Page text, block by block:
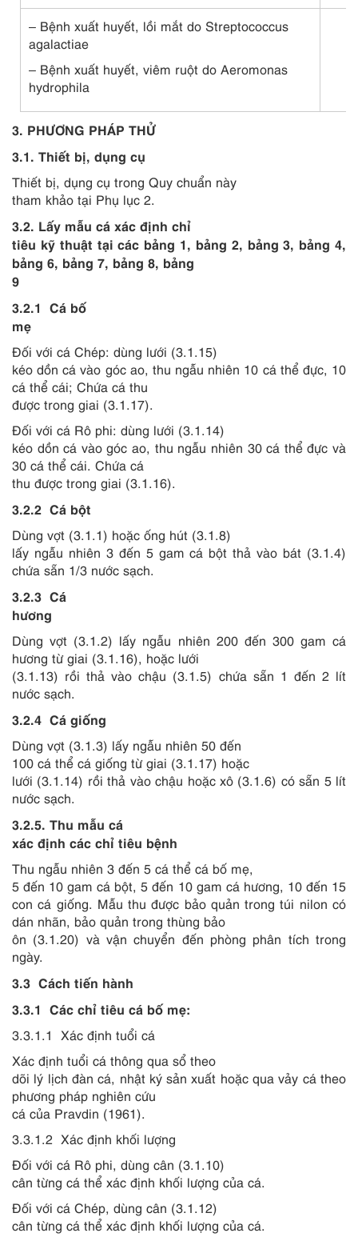
– Bệnh xuất huyết, lồi mắt do Streptococcus
agalactiae
– Bệnh xuất huyết, viêm ruột do Aeromonas
hydrophila
3. PHƯƠNG PHÁP THỬ
3.1. Thiết bị, dụng cụ
Thiết bị, dụng cụ trong Quy chuẩn này
tham khảo tại Phụ lục 2.
3.2. Lấy mẫu cá xác định chỉ
tiêu kỹ thuật tại các bảng 1, bảng 2, bảng 3, bảng 4,
bảng 6, bảng 7, bảng 8, bảng
9
3.2.1 Cá bố
mẹ
Đối với cá Chép: dùng lưới (3.1.15)
kéo dồn cá vào góc ao, thu ngẫu nhiên 10 cá thể đực, 10
cá thể cái; Chứa cá thu
được trong giai (3.1.17).
Đối với cá Rô phi: dùng lưới (3.1.14)
kéo dồn cá vào góc ao, thu ngẫu nhiên 30 cá thể đực và
30 cá thể cái. Chứa cá
thu được trong giai (3.1.16).
3.2.2 Cá bột
Dùng vợt (3.1.1) hoặc ống hút (3.1.8)
lấy ngẫu nhiên 3 đến 5 gam cá bột thả vào bát (3.1.4)
chứa sẵn 1/3 nước sạch.
3.2.3 Cá
hương
Dùng vợt (3.1.2) lấy ngẫu nhiên 200 đến 300 gam cá
hương từ giai (3.1.16), hoặc lưới
(3.1.13) rồi thả vào chậu (3.1.5) chứa sẵn 1 đến 2 lít
nước sạch.
3.2.4 Cá giống
Dùng vợt (3.1.3) lấy ngẫu nhiên 50 đến
100 cá thể cá giống từ giai (3.1.17) hoặc
lưới (3.1.14) rồi thả vào chậu hoặc xô (3.1.6) có sẵn 5 lít
nước sạch.
3.2.5. Thu mẫu cá
xác định các chỉ tiêu bệnh
Thu ngẫu nhiên 3 đến 5 cá thể cá bố mẹ,
5 đến 10 gam cá bột, 5 đến 10 gam cá hương, 10 đến 15
con cá giống. Mẫu thu được bảo quản trong túi nilon có
dán nhãn, bảo quản trong thùng bảo
ôn (3.1.20) và vận chuyển đến phòng phân tích trong
ngày.
3.3 Cách tiến hành
3.3.1 Các chỉ tiêu cá bố mẹ:
3.3.1.1 Xác định tuổi cá
Xác định tuổi cá thông qua sổ theo
dõi lý lịch đàn cá, nhật ký sản xuất hoặc qua vảy cá theo
phương pháp nghiên cứu
cá của Pravdin (1961).
3.3.1.2 Xác định khối lượng
Đối với cá Rô phi, dùng cân (3.1.10)
cân từng cá thể xác định khối lượng của cá.
Đối với cá Chép, dùng cân (3.1.12)
cân từng cá thể xác định khối lượng của cá.